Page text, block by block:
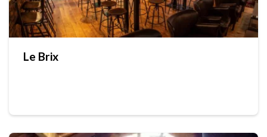
Le Brix